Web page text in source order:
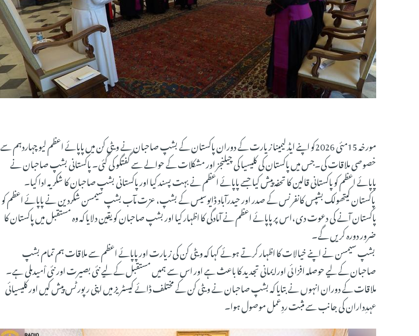
مورخہ 15مئی 2026کو اپنے ایڈ لیمینا زیارت کے دوران پاکستان کے بشپ صاحبان نے ویٹی کن میں پاپائے اعظم لیو چہاردہم سے
خصوصی ملاقات کی۔جس میں پاکستان کی کلیسیا کی چیلنجز اور مشکلات کے حوالے سے گفتگو کی گئی۔ پاکستانی بشپ صاحبان نے
پاپائے اعظم کو پاکستانی قالین کا تحفہ پیش کیا جسے پاپائے اعظم نے بہت پسند کیا اور پاکستانی بشپ صاحبان کا شکریہ ادا کیا۔
پاکستان کیتھولک بشپس کانفرنس کے صدر اور حیدرآباد ڈایوسیس کے بشپ، عزت مآب بشپ سیمسن شکردین نے پاپائے اعظم کو
پاکستان آنے کی دعوت دی،اس پر پاپائے اعظم نے آمادگی کا اظہار کیا اور بشپ صاحبان کو یقین دلایا کہ وہ مستقبل میں پاکستان کا
ضرور دورہ کریں گے۔
بشپ سیمسن نے اپنے خیالات کا اظہار کرتے ہوئے کہا کہ ویٹی کن کی زیارت اور پاپائے اعظم سے ملاقات ہم تمام بشپ
صاحبان کے لیے حوصلہ افزا ئی اورایمانی تجدید کا باعث ہے اور اس سے ہمیں مستقبل کے لیے نئی بصیرت اور نئی اْمیدملی ہے۔
ملاقات کے دوران انہوں نے بتایا کہ بشپ صاحبان نے ویٹی کن کے مختلف ڈائے کیسٹریز میں اپنی رپورٹس پیش کیں اور کلیسیائی
عہدِداران کی جانب سے مثبت ردِعمل موصول ہوا۔